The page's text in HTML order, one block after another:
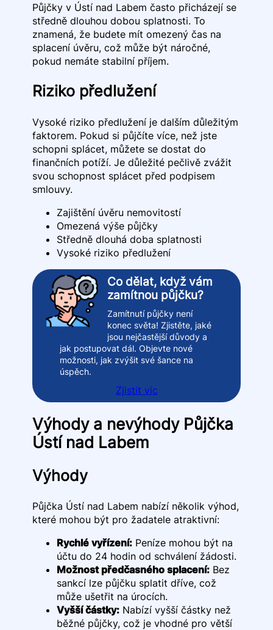
Půjčky v Ústí nad Labem často přicházejí se
středně dlouhou dobou splatnosti. To
znamená, že budete mít omezený čas na
splacení úvěru, což může být náročné,
pokud nemáte stabilní příjem.
Riziko předlužení
Vysoké riziko předlužení je dalším důležitým
faktorem. Pokud si půjčíte více, než jste
schopni splácet, můžete se dostat do
finančních potíží. Je důležité pečlivě zvážit
svou schopnost splácet před podpisem
smlouvy.
Zajištění úvěru nemovitostí
Omezená výše půjčky
Středně dlouhá doba splatnosti
Vysoké riziko předlužení
Co dělat, když vám
zamítnou půjčku?
Zamítnutí půjčky není
konec světa! Zjistěte, jaké
jsou nejčastější důvody a
jak postupovat dál. Objevte nové
možnosti, jak zvýšit své šance na
úspěch.
Zjistit víc
Výhody a nevýhody Půjčka
Ústí nad Labem
Výhody
Půjčka Ústí nad Labem nabízí několik výhod,
které mohou být pro žadatele atraktivní:
Rychlé vyřízení:Peníze mohou být na
účtu do 24 hodin od schválení žádosti.
Možnost předčasného splacení:Bez
sankcí lze půjčku splatit dříve, což
může ušetřit na úrocích.
Vyšší částky:Nabízí vyšší částky než
běžné půjčky, což je vhodné pro větší